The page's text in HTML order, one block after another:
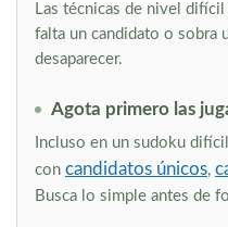
Las técnicas de nivel
falta un candidato o sobra
desaparecer.
Agota primero las
Incluso en un sudoku
con candidatos únicos,
Busca lo simple antes de